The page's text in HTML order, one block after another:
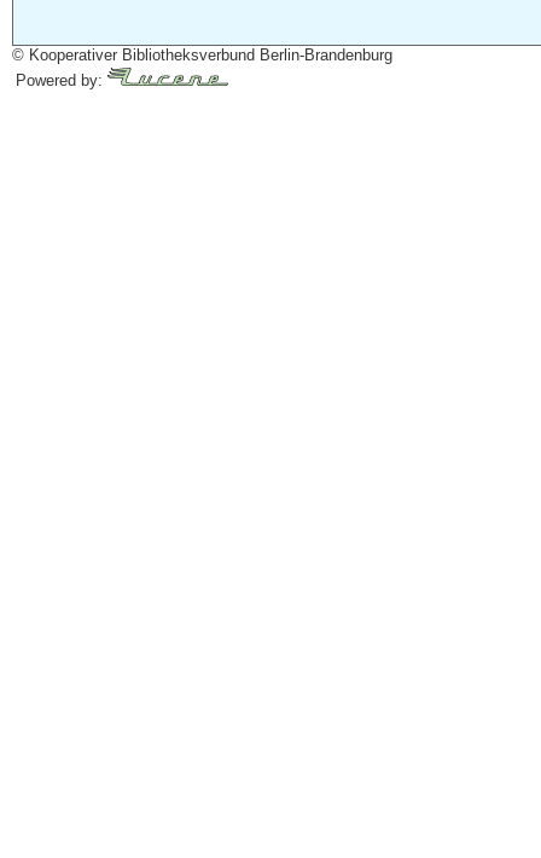
© Kooperativer Bibliotheksverbund Berlin-Brandenburg
Powered by: